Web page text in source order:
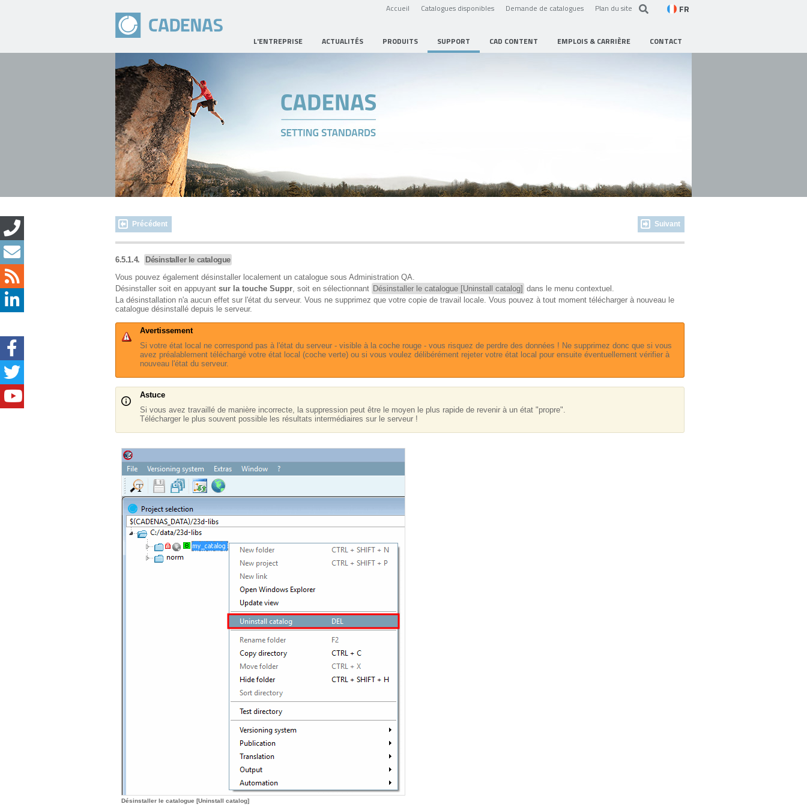
Accueil Catalogues disponibles Demande de catalogues Plan du site FR
L'ENTREPRISE ACTUALITÉS PRODUITS SUPPORT CAD CONTENT EMPLOIS & CARRIÈRE CONTACT
Précédent Suivant
6.5.1.4.
Désinstaller le catalogue
Vous pouvez également désinstaller localement un catalogue sous Administration QA.
Désinstaller soit en appuyant sur la touche Suppr, soit en sélectionnant Désinstaller le catalogue [Uninstall catalog] dans le menu contextuel.
La désinstallation n'a aucun effet sur l'état du serveur. Vous ne supprimez que votre copie de travail locale. Vous pouvez à tout moment télécharger à nouveau le
catalogue désinstallé depuis le serveur.
Avertissement
Si votre état local ne correspond pas à l'état du serveur - visible à la coche rouge - vous risquez de perdre des données ! Ne supprimez donc que si vous
avez préalablement téléchargé votre état local (coche verte) ou si vous voulez délibérément rejeter votre état local pour ensuite éventuellement vérifier à
nouveau l'état du serveur.
Astuce
Si vous avez travaillé de manière incorrecte, la suppression peut être le moyen le plus rapide de revenir à un état "propre".
Télécharger le plus souvent possible les résultats intermédiaires sur le serveur !
Désinstaller le catalogue [Uninstall catalog]